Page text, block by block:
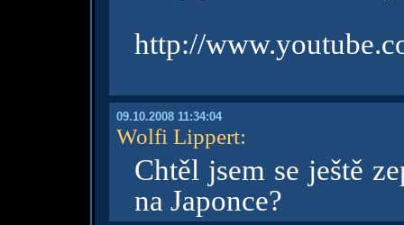
http://
09.10.2008 11:34:04
Wolfi Lippert:
Chtěl jsem se ještě
na Japonce?